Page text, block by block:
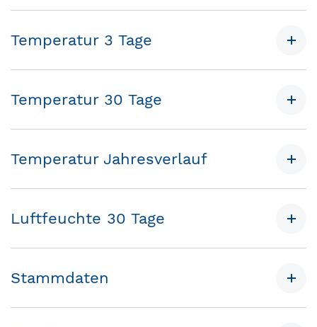
Temperatur 3 Tage
Temperatur 30 Tage
Temperatur Jahresverlauf
Luftfeuchte 30 Tage
Stammdaten